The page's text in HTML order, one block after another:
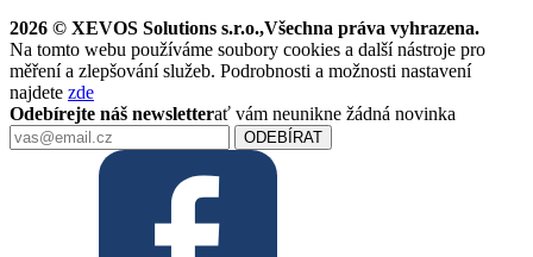
2026 © XEVOS Solutions s.r.o.,Všechna práva vyhrazena.
Na tomto webu používáme soubory cookies a další nástroje pro
měření a zlepšování služeb. Podrobnosti a možnosti nastavení
najdete zde
Odebírejte náš newsletterať vám neunikne žádná novinka